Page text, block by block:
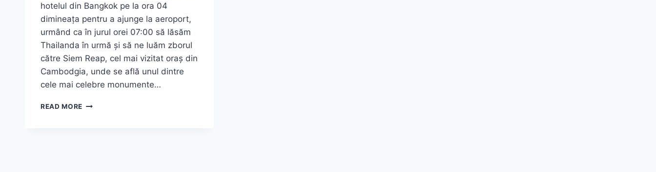
hotelul din Bangkok pe la ora 04
dimineața pentru a ajunge la aeroport,
urmând ca în jurul orei 07:00 să lăsăm
Thailanda în urmă și să ne luăm zborul
către Siem Reap, cel mai vizitat oraș din
Cambodgia, unde se află unul dintre
cele mai celebre monumente…
READ MORE SIEM